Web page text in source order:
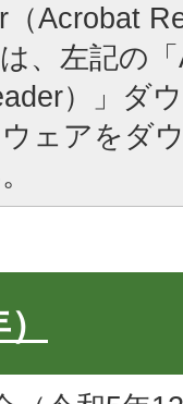
（Acrobat
、左記の
）」ダ
ェアをダ